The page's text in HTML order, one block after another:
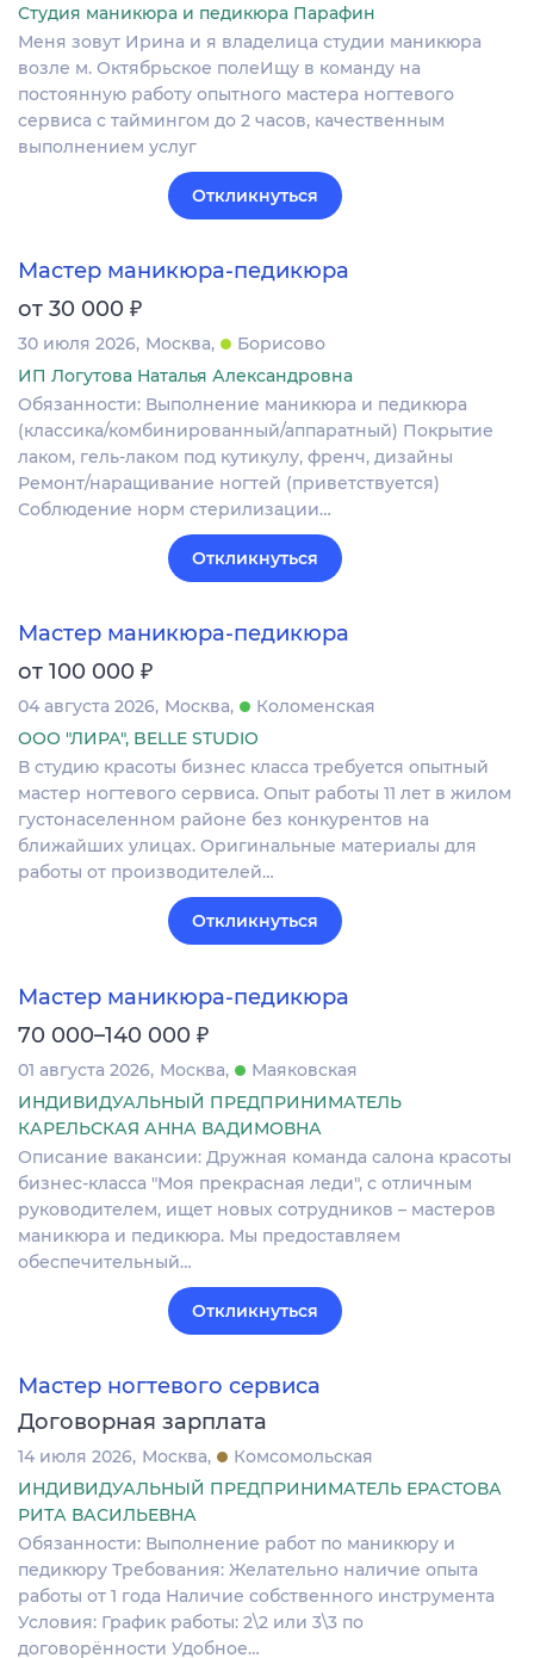
Студия маникюра и педикюра Парафин
Меня зовут Ирина и я владелица студии маникюра
возле м. Октябрьское полеИщу в команду на
постоянную работу опытного мастера ногтевого
сервиса с таймингом до 2 часов, качественным
выполнением услуг
Откликнуться
Мастер маникюра-педикюра
от 30 000 ₽
30 июля 2026 Москва
Борисово
ИП Логутова Наталья Александровна
Обязанности: Выполнение маникюра и педикюра
(классика/комбинированный/аппаратный) Покрытие
лаком, гель-лаком под кутикулу, френч, дизайны
Ремонт/наращивание ногтей (приветствуется)
Соблюдение норм стерилизации…
Откликнуться
Мастер маникюра-педикюра
от 100 000 ₽
04 августа 2026 Москва
Коломенская
ООО "ЛИРА", BELLE STUDIO
В студию красоты бизнес класса требуется опытный
мастер ногтевого сервиса. Опыт работы 11 лет в жилом
густонаселенном районе без конкурентов на
ближайших улицах. Оригинальные материалы для
работы от производителей…
Откликнуться
Мастер маникюра-педикюра
70 000–140 000 ₽
01 августа 2026 Москва
Маяковская
ИНДИВИДУАЛЬНЫЙ ПРЕДПРИНИМАТЕЛЬ
КАРЕЛЬСКАЯ АННА ВАДИМОВНА
Описание вакансии: Дружная команда салона красоты
бизнес-класса "Моя прекрасная леди", с отличным
руководителем, ищет новых сотрудников – мастеров
маникюра и педикюра. Мы предоставляем
обеспечительный…
Откликнуться
Мастер ногтевого сервиса
Договорная зарплата
14 июля 2026 Москва
Комсомольская
ИНДИВИДУАЛЬНЫЙ ПРЕДПРИНИМАТЕЛЬ ЕРАСТОВА
РИТА ВАСИЛЬЕВНА
Обязанности: Выполнение работ по маникюру и
педикюру Требования: Желательно наличие опыта
работы от 1 года Наличие собственного инструмента
Условия: График работы: 2\2 или 3\3 по
договорённости Удобное…